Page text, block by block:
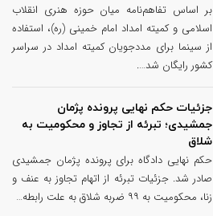
بر اساس تفاهم‌نامه میان حوزه هنری انقلاب
اسلامی و کمیته امداد امام خمینی (ره)، استفاده
از سینما برای مددجویان کمیته امداد در سراسر
کشور رایگان شد….
جزئیات حکم نهایی پرونده پژمان
جمشیدی؛ تبرئه از تجاوز و محکومیت به
شلاق
حکم نهایی دادگاه برای پرونده پژمان جمشیدی
صادر شد. جزئیات تبرئه از اتهام تجاوز به عنف و
زنا، محکومیت به ۹۹ ضربه شلاق به علت رابطه…